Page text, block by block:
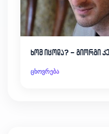
ხომ იცოდა? – გიორგი
ცხოვრება